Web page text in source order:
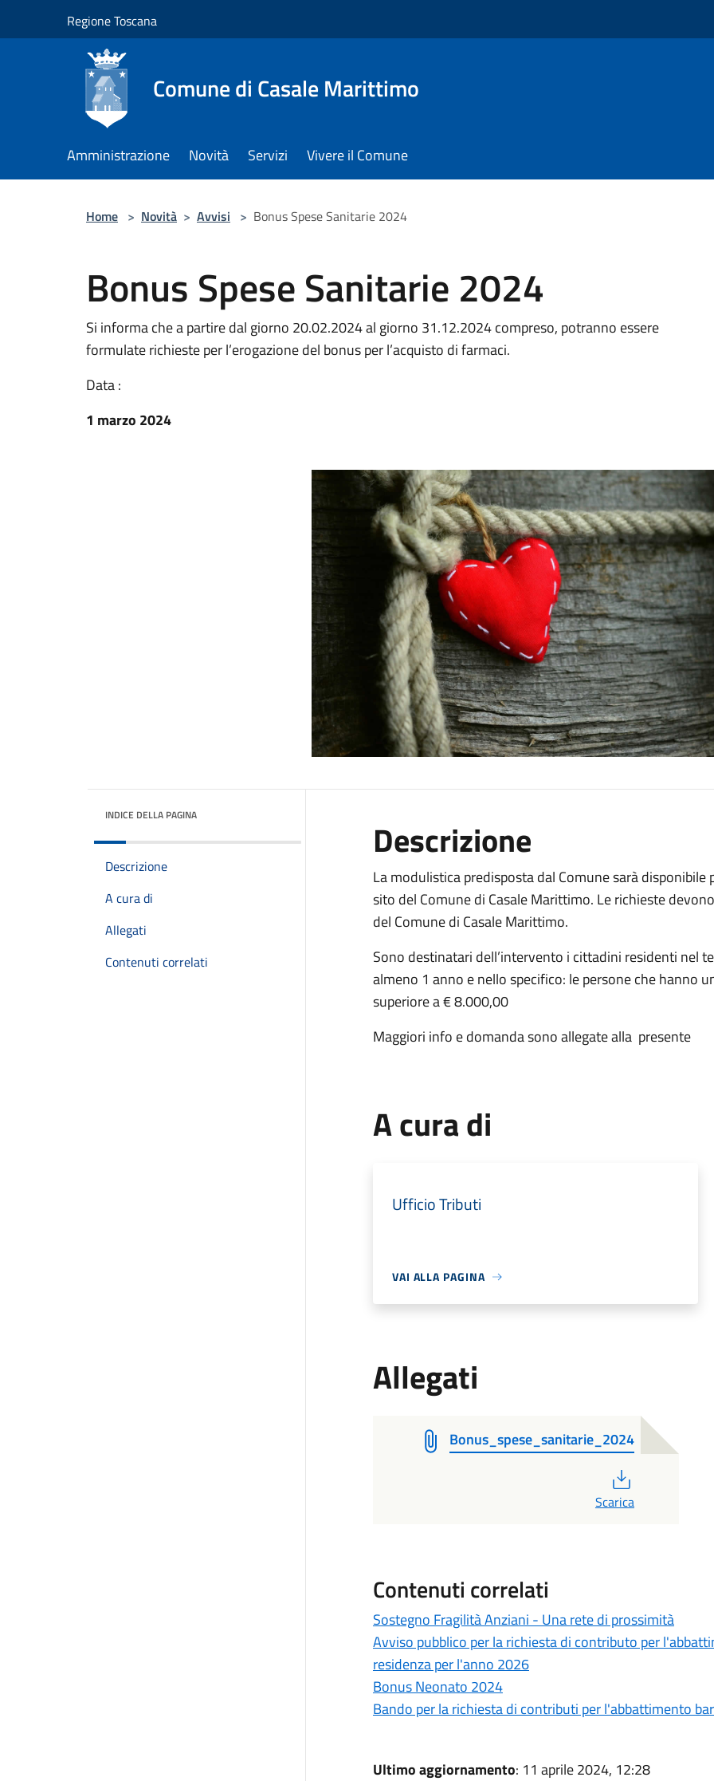
Regione Toscana
Comune di Casale Marittimo
Amministrazione Novità Servizi Vivere il Comune
Home > Novità > Avvisi > Bonus Spese Sanitarie 2024
Bonus Spese Sanitarie 2024
Si informa che a partire dal giorno 20.02.2024 al giorno 31.12.2024 compreso, potranno essere
formulate richieste per l’erogazione del bonus per l’acquisto di farmaci.
Data :
1 marzo 2024
INDICE DELLA PAGINA
Descrizione
A cura di
Allegati
Contenuti correlati
Descrizione
La modulistica predisposta dal Comune sarà disponibile
sito del Comune di Casale Marittimo. Le richieste
del Comune di Casale Marittimo.
Sono destinatari dell’intervento i cittadini residenti nel
almeno 1 anno e nello specifico: le persone che hanno
superiore a € 8.000,00
Maggiori info e domanda sono allegate alla presente
A cura di
Ufficio Tributi
VAI ALLA PAGINA
Allegati
Bonus_spese_sanitarie_2024
Scarica
Contenuti correlati
Sostegno Fragilità Anziani - Una rete di prossimità
Avviso pubblico per la richiesta di contributo per
residenza per l'anno 2026
Bonus Neonato 2024
Bando per la richiesta di contributi per l'abbattimento
Ultimo aggiornamento: 11 aprile 2024, 12:28